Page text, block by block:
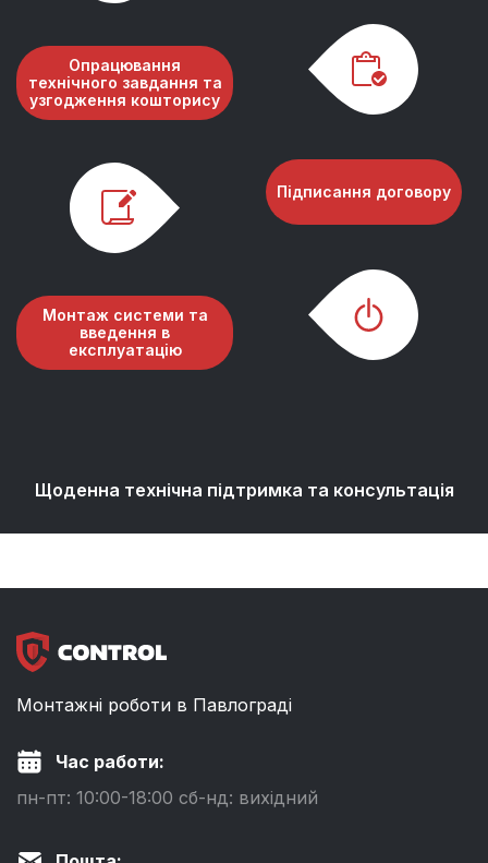
Опрацювання
технічного завдання та
узгодження кошторису
Монтаж системи та
введення в
експлуатацію
Підписання договору
Щоденна технічна підтримка та консультація
Монтажні роботи в Павлограді
Час работи:
пн-пт: 10:00-18:00 сб-нд: вихідний